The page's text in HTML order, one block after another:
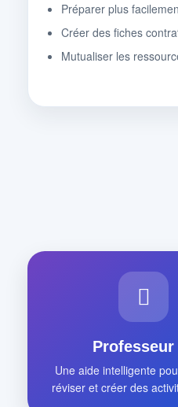
Préparer plus
Créer des fiches
Mutualiser les
Professeur
Une aide intelligente
réviser et créer des